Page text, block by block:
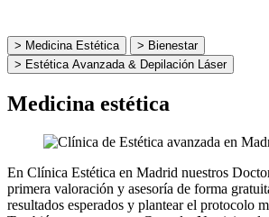
> Medicina Estética
> Bienestar
> Estética Avanzada & Depilación Láser
Medicina estética
En Clínica Estética en Madrid nuestros
primera valoración y asesoría de forma
resultados esperados y plantear el protocolo